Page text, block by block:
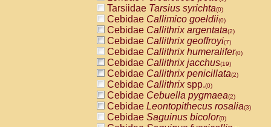
Tarsiidae Tarsius syrichta(0)
Cebidae Callimico goeldii(0)
Cebidae Callithrix argentata(2)
Cebidae Callithrix geoffroyi(7)
Cebidae Callithrix humeralifer(0)
Cebidae Callithrix jacchus(19)
Cebidae Callithrix penicillata(2)
Cebidae Callithrixspp.(0)
Cebidae Cebuella pygmaea(2)
Cebidae Leontopithecus rosalia(3)
Cebidae Saguinus bicolor(0)